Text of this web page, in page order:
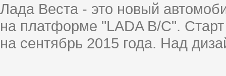
Лада Веста - это новый
на платформе "LADA B/C".
на сентябрь 2015 года. Над